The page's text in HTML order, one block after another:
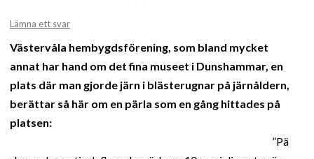
Lämna ett svar
Västervåla hembygdsförening, som bland mycket
annat har hand om det fina museet i Dunshammar, en
plats där man gjorde järn i blästerugnar på järnåldern,
berättar så här om en pärla som en gång hittades på
platsen:
”Pä